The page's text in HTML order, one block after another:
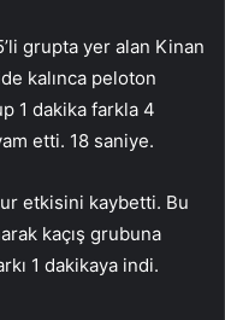
grupta yer alan Kinan
kalınca peloton
1 dakika farkla 4
etti. 18 saniye.
etkisini kaybetti. Bu
kaçış grubuna
1 dakikaya indi.